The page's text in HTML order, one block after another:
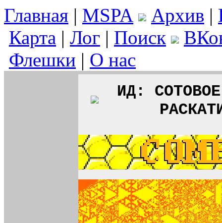
Главная | MSPA Архив |
Карта | Лог | Поиск
Флешки | О нас
ИД: